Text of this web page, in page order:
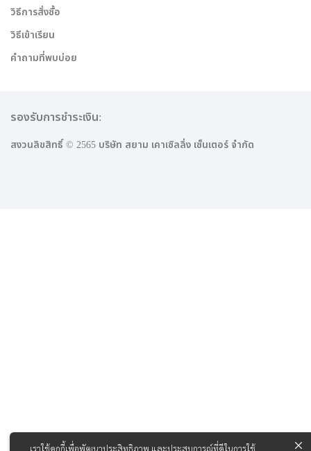
วิธีการสั่งซื้อ
วิธีเข้าเรียน
คำถามที่พบบ่อย
สงวนลิขสิทธิ์ © 2565 บริษัท สยาม เคาเซิลลิ่ง เซ็นเตอร์ จำกัด
รองรับการชำระเงิน:
เราใช้คุกกี้เพื่อพัฒนาประสิทธิภาพ และประสบการณ์ที่ดีในการใช้